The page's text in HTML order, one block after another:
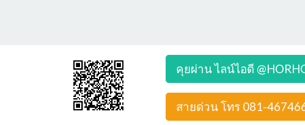
คุยผ่าน ไลน์ไอดี
สายด่วน โทร 081-